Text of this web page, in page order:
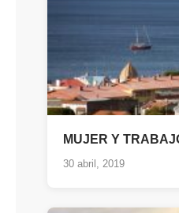
MUJER Y
30 abril, 2019